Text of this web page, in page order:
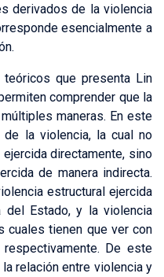
derivados de la violencia
esencialmente a
que presenta Lin
comprender que la
maneras. En este
la violencia, la cual no
directamente, sino
de manera indirecta.
estructural ejercida
del Estado, y la violencia
cuales tienen que ver con
De este
relación entre violencia y